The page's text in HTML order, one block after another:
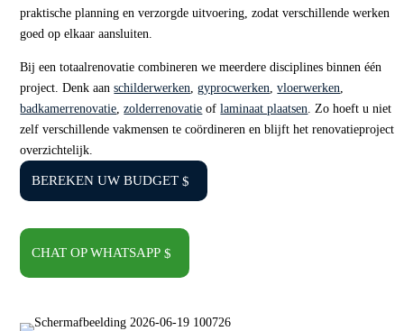
praktische planning en verzorgde uitvoering, zodat verschillende werken
goed op elkaar aansluiten.
Bij een totaalrenovatie combineren we meerdere disciplines binnen één
project. Denk aanschilderwerken ,gyprocwerken ,vloerwerken
badkamerrenovatie ,zolderrenovatie oflaminaat plaatsen . Zo hoeft u niet
zelf verschillende vakmensen te coördineren en blijft het renovatieproject
overzichtelijk.
BEREKEN UW BUDGET
CHAT OP WHATSAPP